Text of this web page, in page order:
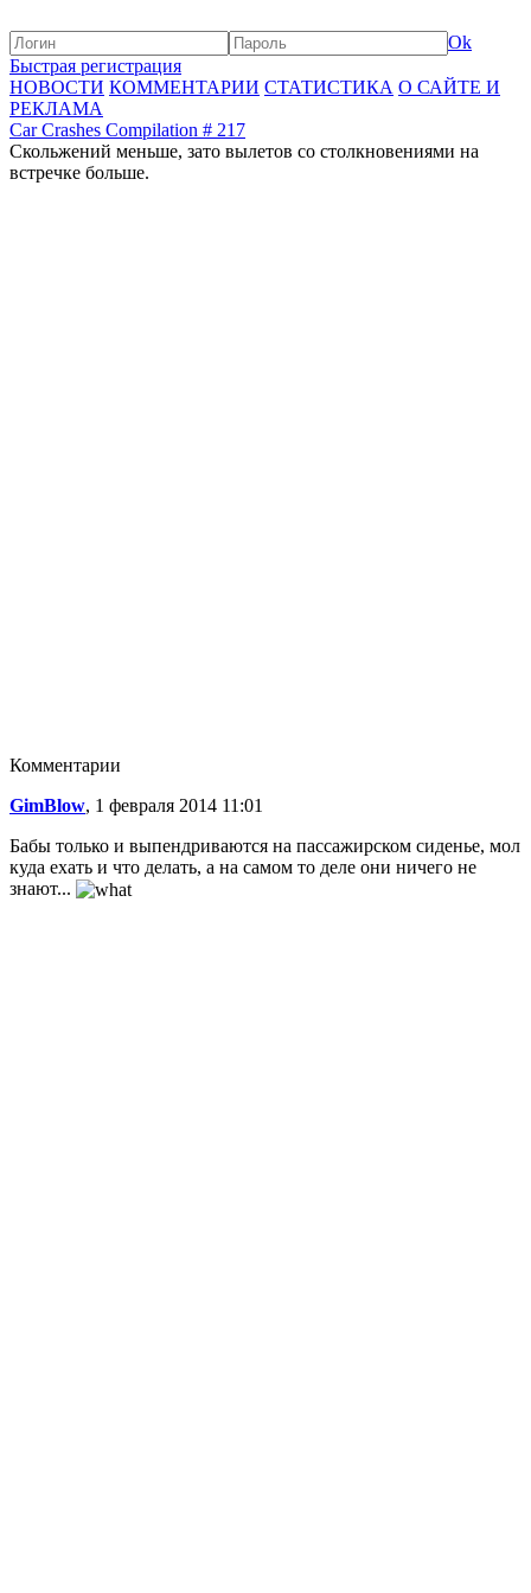
Ok
Быстрая регистрация
НОВОСТИ КОММЕНТАРИИ СТАТИСТИКА О САЙТЕ И
РЕКЛАМА
Car Crashes Compilation # 217
Скольжений меньше, зато вылетов со столкновениями на
встречке больше.
Комментарии
GimBlow, 1 февраля 2014 11:01
Бабы только и выпендриваются на пассажирском сиденье, мол
куда ехать и что делать, а на самом то деле они ничего не
знают...